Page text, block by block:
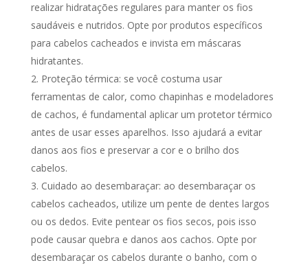
realizar hidratações regulares para manter os fios
saudáveis e nutridos. Opte por produtos específicos
para cabelos cacheados e invista em máscaras
hidratantes.
Proteção térmica: se você costuma usar
ferramentas de calor, como chapinhas e modeladores
de cachos, é fundamental aplicar um protetor térmico
antes de usar esses aparelhos. Isso ajudará a evitar
danos aos fios e preservar a cor e o brilho dos
cabelos.
Cuidado ao desembaraçar: ao desembaraçar os
cabelos cacheados, utilize um pente de dentes largos
ou os dedos. Evite pentear os fios secos, pois isso
pode causar quebra e danos aos cachos. Opte por
desembaraçar os cabelos durante o banho, com o